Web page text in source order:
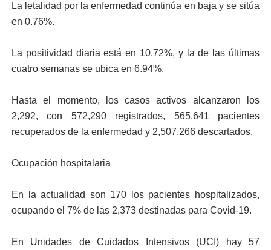
La letalidad por la enfermedad continúa en baja y se sitúa
en 0.76%.
La positividad diaria está en 10.72%, y la de las últimas
cuatro semanas se ubica en 6.94%.
Hasta el momento, los casos activos alcanzaron los
2,292, con 572,290 registrados, 565,641 pacientes
recuperados de la enfermedad y 2,507,266 descartados.
Ocupación hospitalaria
En la actualidad son 170 los pacientes hospitalizados,
ocupando el 7% de las 2,373 destinadas para Covid-19.
En Unidades de Cuidados Intensivos (UCI) hay 57